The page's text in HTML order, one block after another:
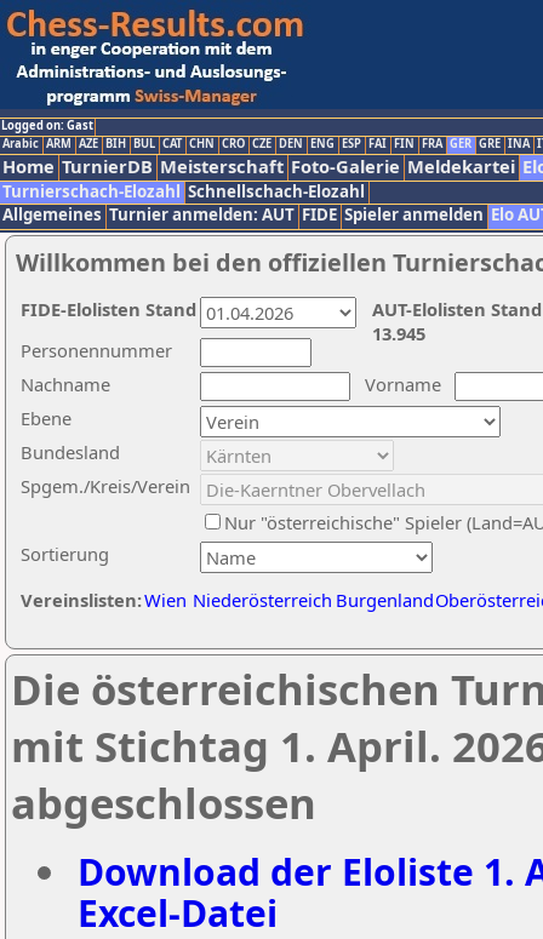
Logged on: Gast
Arabic ARM AZE BIH BUL CAT CHN CRO CZE DEN ENG ESP FAI FIN FRA GER GRE INA
Home TurnierDB Meisterschaft Foto-Galerie Meldekartei
Turnierschach-Elozahl Schnellschach-Elozahl
Allgemeines Turnier anmelden: AUT FIDE Spieler anmelden Elo
Willkommen bei den offiziellen
Nachname
Vorname
Ebene
Sortierung
Personennummer
Bundesland
Spgem./Kreis/Verein
Nur "österreichische" Spieler
Vereinslisten:Wien Niederösterreich Burgenland
AUT-Elolisten
13.945
FIDE-Elolisten Stand
Die österreichischen
mit Stichtag 1. April.
abgeschlossen
Download der Eloliste 1.
Excel-Datei